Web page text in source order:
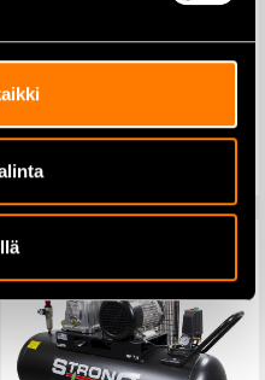
Makita DF002GD201
Akkuporakone 40V, akut
589,00€